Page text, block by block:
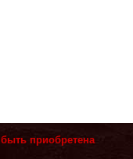
приобретена